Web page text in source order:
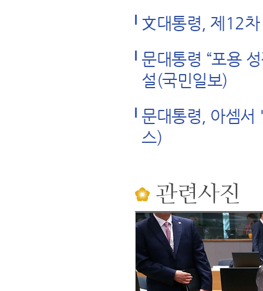
文대통령, 제12
문대통령 “포용
설(국민일보)
문대통령, 아셈
스)
관련사진